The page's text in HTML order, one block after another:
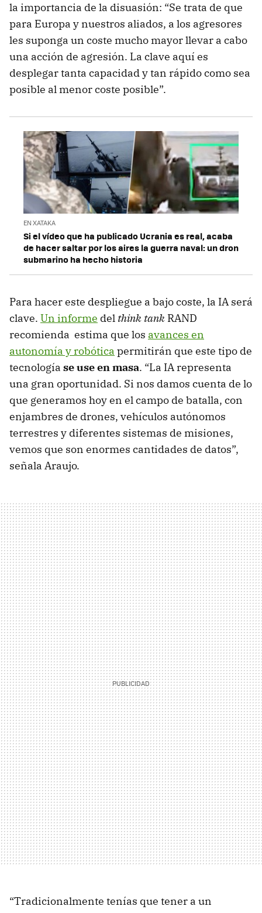
la importancia de la disuasión: “Se trata de que
para Europa y nuestros aliados, a los agresores
les suponga un coste mucho mayor llevar a cabo
una acción de agresión. La clave aquí es
desplegar tanta capacidad y tan rápido como sea
posible al menor coste posible”.
EN XATAKA
Si el vídeo que ha publicado Ucrania es real, acaba
de hacer saltar por los aires la guerra naval: un dron
submarino ha hecho historia
Para hacer este despliegue a bajo coste, la IA será
clave. Un informe del think tank RAND
recomienda estima que los avances en
autonomía y robótica permitirán que este tipo de
tecnología se use en masa. “La IA representa
una gran oportunidad. Si nos damos cuenta de lo
que generamos hoy en el campo de batalla, con
enjambres de drones, vehículos autónomos
terrestres y diferentes sistemas de misiones,
vemos que son enormes cantidades de datos”,
señala Araujo.
“Tradicionalmente tenías que tener a un